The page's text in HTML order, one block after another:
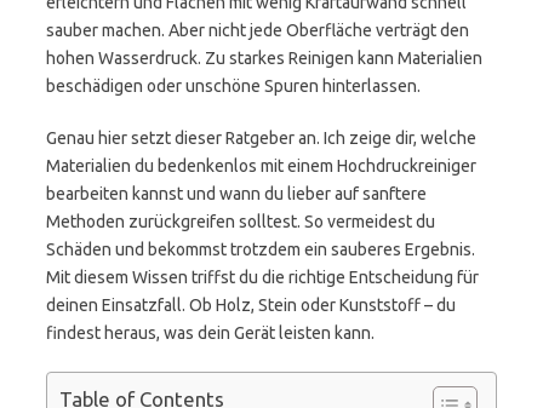
sauber machen. Aber nicht jede Oberfläche verträgt den
hohen Wasserdruck. Zu starkes Reinigen kann Materialien
beschädigen oder unschöne Spuren hinterlassen.
Genau hier setzt dieser Ratgeber an. Ich zeige dir, welche
Materialien du bedenkenlos mit einem Hochdruckreiniger
bearbeiten kannst und wann du lieber auf sanftere
Methoden zurückgreifen solltest. So vermeidest du
Schäden und bekommst trotzdem ein sauberes Ergebnis.
Mit diesem Wissen triffst du die richtige Entscheidung für
deinen Einsatzfall. Ob Holz, Stein oder Kunststoff – du
findest heraus, was dein Gerät leisten kann.
Table of Contents